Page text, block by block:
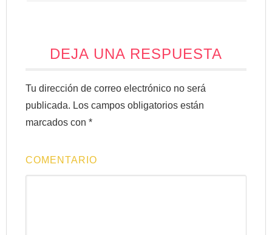
DEJA UNA RESPUESTA
Tu dirección de correo electrónico no será
publicada. Los campos obligatorios están
marcados con*
COMENTARIO